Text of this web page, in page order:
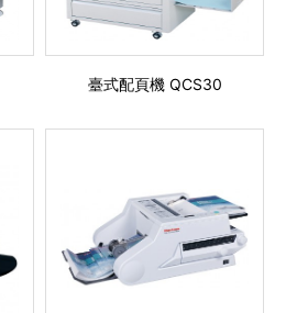
臺式配頁機 QCS30